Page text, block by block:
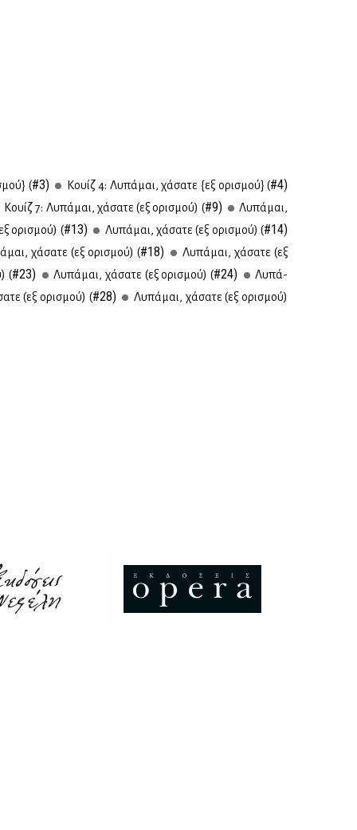
(#3) Κουίζ 4: Λυ­πά­μαι, χά­σα­τε {εξ ορι­σμού} (#4)
Κουίζ 7: Λυ­πά­μαι, χά­σα­τε (εξ ορι­σμού) (#9)
Λυ­πά­μαι,
ορι­σμού) (#13) Λυ­πά­μαι, χά­σα­τε (εξ ορι­σμού) (#14)
χά­σα­τε (εξ ορι­σμού) (#18)
Λυ­πά­μαι, χά­σα­τε (εξ
(#23) Λυ­πά­μαι, χά­σα­τε (εξ ορι­σμού) (#24)
Λυ­πά­
(εξ ορι­σμού) (#28)
Λυ­πά­μαι, χά­σα­τε (εξ ορι­σμού)